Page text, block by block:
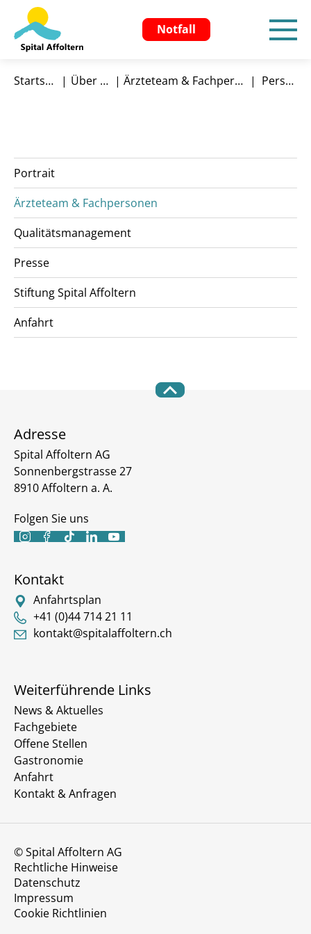
Notfall
Startseite Über uns Ärzteteam & Fachpersonen Person
Portrait
Ärzteteam & Fachpersonen
Qualitätsmanagement
Presse
Stiftung Spital Affoltern
Anfahrt
Adresse
Spital Affoltern AG
Sonnenbergstrasse 27
8910 Affoltern a. A.
Folgen Sie uns
    
Kontakt
Anfahrtsplan
+41 (0)44 714 21 11
kontakt@spitalaffoltern.ch
Weiterführende Links
News & Aktuelles
Fachgebiete
Offene Stellen
Gastronomie
Anfahrt
Kontakt & Anfragen
© Spital Affoltern AG
Rechtliche Hinweise
Datenschutz
Impressum
Cookie Richtlinien